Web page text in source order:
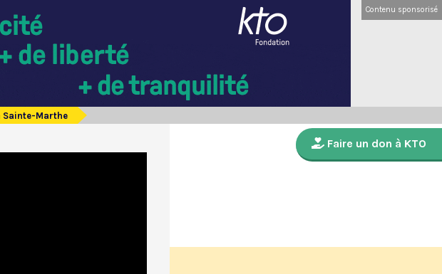
Contenu sponsorisé
Sainte-Marthe
Faire un don à KTO